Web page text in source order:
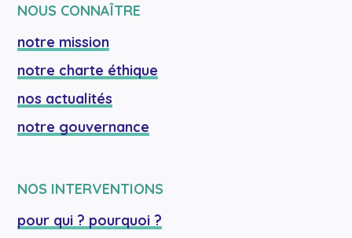
NOUS CONNAÎTRE
notre mission
notre charte éthique
nos actualités
notre gouvernance
NOS INTERVENTIONS
pour qui ? pourquoi ?